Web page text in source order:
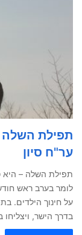
תפילת השלה
ער"ח סיון
תפילת השלה – היא
לומר בערב ראש
על חינוך הילדים.
בדרך הישר,